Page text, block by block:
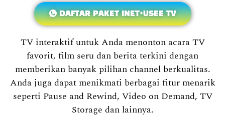
DAFTAR PAKET INET+USEE TV
TV interaktif untuk Anda menonton acara TV
favorit, film seru dan berita terkini dengan
memberikan banyak pilihan channel berkualitas.
Anda juga dapat menikmati berbagai fitur menarik
seperti Pause and Rewind, Video on Demand, TV
Storage dan lainnya.